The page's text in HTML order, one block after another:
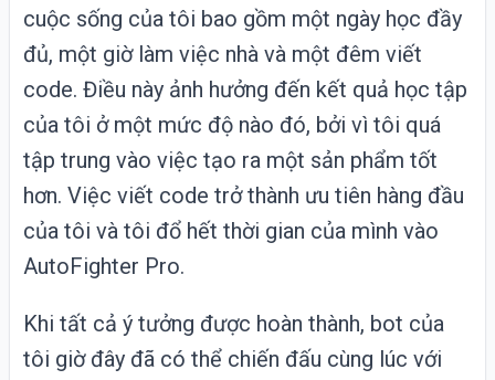
cuộc sống của tôi bao gồm một ngày học đầy
đủ, một giờ làm việc nhà và một đêm viết
code. Điều này ảnh hưởng đến kết quả học tập
của tôi ở một mức độ nào đó, bởi vì tôi quá
tập trung vào việc tạo ra một sản phẩm tốt
hơn. Việc viết code trở thành ưu tiên hàng đầu
của tôi và tôi đổ hết thời gian của mình vào
AutoFighter Pro.
Khi tất cả ý tưởng được hoàn thành, bot của
tôi giờ đây đã có thể chiến đấu cùng lúc với